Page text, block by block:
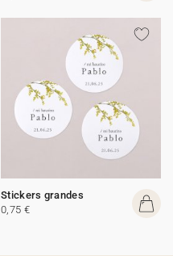
Stickers grandes
0,75 €